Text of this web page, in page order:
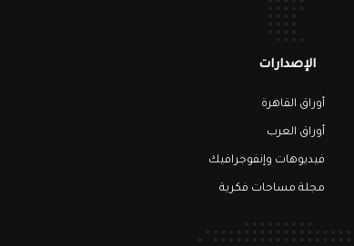
الإصدارات
أوراق القاهرة
أوراق العرب
فيديوهات وإنفوجرافيك
مجلة مساحات فكرية